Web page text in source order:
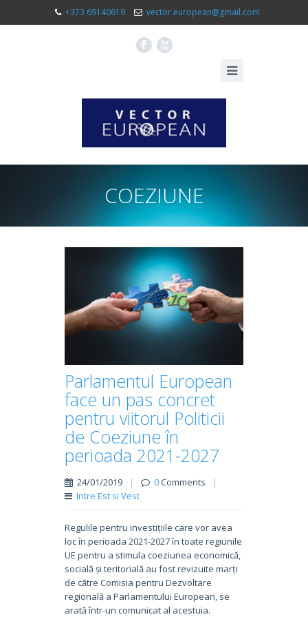
+373 69140619 vector.european@gmail.com
F X
COEZIUNE
Parlamentul European
face un pas concret
pentru viitorul Politicii
de Coeziune în
perioada 2021-2027
24/01/2019 | 0Comments
|
Intre Est si Vest
Regulile pentru investițiile care vor avea
loc în perioada 2021-2027 în toate regiunile
UE pentru a stimula coeziunea economică,
socială și teritorială au fost revizuite marți
de către Comisia pentru Dezvoltare
regională a Parlamentului European, se
arată într-un comunicat al acestuia.